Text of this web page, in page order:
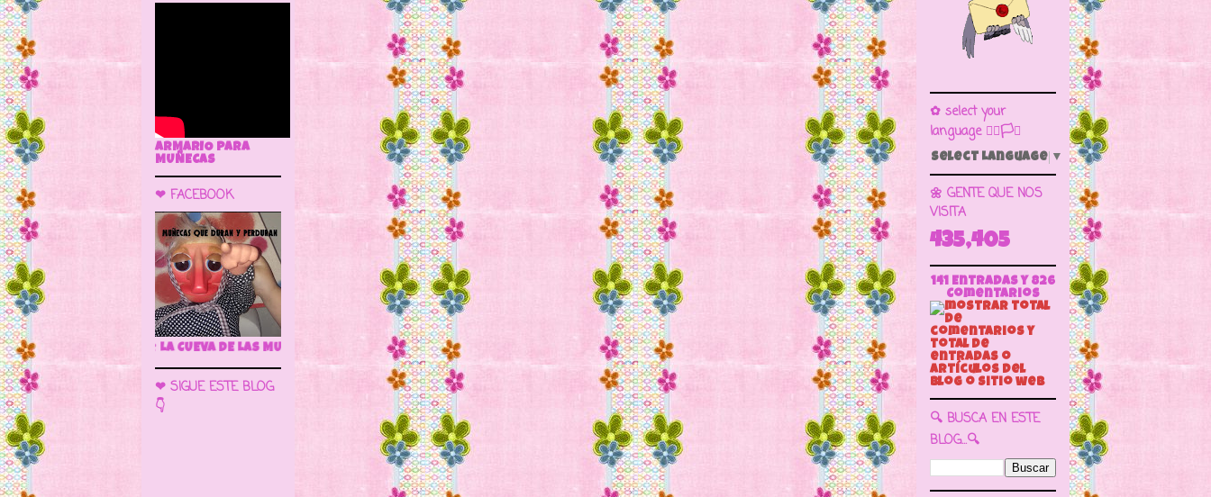
ARMARIO PARA
MUÑECAS
❤ FACEBOOK
🌼 LA CUEVA DE LAS MUÑECAS
❤ SIGUE ESTE BLOG
👇
✿ select your
language 🏳️‍🌈🏳️🏁
Select Language ▼
🌼 GENTE QUE NOS
VISITA
435,405
141 Entradas y 826
Comentarios
🔍 BUSCA EN ESTE
BLOG...🔍